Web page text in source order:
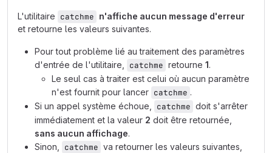
L'utilitaire catchme n'affiche aucun message d'erreur
et retourne les valeurs suivantes.
Pour tout problème lié au traitement des paramètres
d'entrée de l'utilitaire,
catchme retourne 1.
Le seul cas à traiter est celui où aucun paramètre
n'est fournit pour lancer catchme .
Si un appel système échoue,
catchme doit s'arrêter
immédiatement et la valeur 2 doit être retournée,
sans aucun affichage.
Sinon,
catchme va retourner les valeurs suivantes,